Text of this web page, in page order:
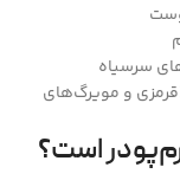
سرسیاه
و مویرگ‌های